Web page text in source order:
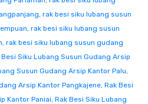
, rak besi siku lubang susun
, rak besi siku lubang susun
, rak besi siku lubang susun gudang
Besi Siku Lubang Susun Gudang Arsip
Susun Gudang Arsip Kantor Palu,
Arsip Kantor Pangkajene, Rak Besi
Kantor Paniai, Rak Besi Siku Lubang